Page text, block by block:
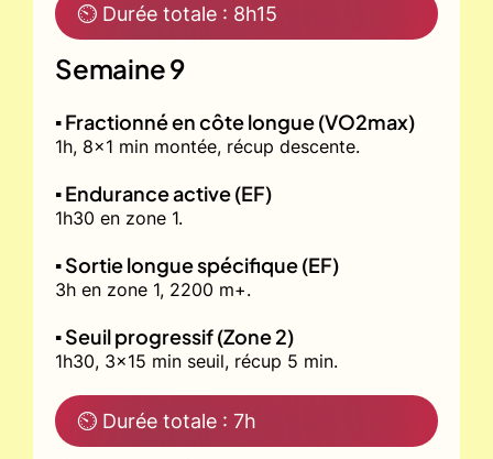
⏲ Durée totale : 8h15
Semaine 9
▪️ Fractionné en côte longue (VO2max)
1h, 8x1 min montée, récup descente.
▪️ Endurance active (EF)
1h30 en zone 1.
▪️ Sortie longue spécifique (EF)
3h en zone 1, 2200 m+.
▪️ Seuil progressif (Zone 2)
1h30, 3x15 min seuil, récup 5 min.
⏲ Durée totale : 7h